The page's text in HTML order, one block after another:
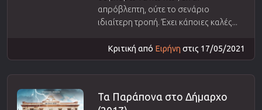
απρόβλεπτη, ούτε το σενάριο
ιδιαίτερη τροπή. Έχει κάποιες καλές...
Κριτική από Ειρήνη στις 17/05/2021
Τα Παράπονα στο Δήμαρχο